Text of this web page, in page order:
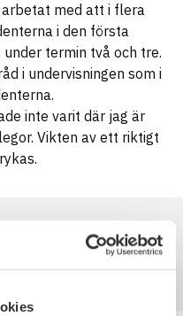
med att i flera
i den första
termin två och tre.
i undervisningen som i
inte varit där jag är
Vikten av ett riktigt
Att lära ut och